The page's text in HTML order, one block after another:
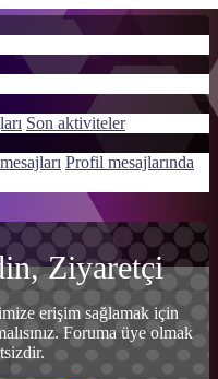
Son aktiviteler
Profil mesajlarında
Ziyaretçi
erişim sağlamak için
Foruma üye olmak